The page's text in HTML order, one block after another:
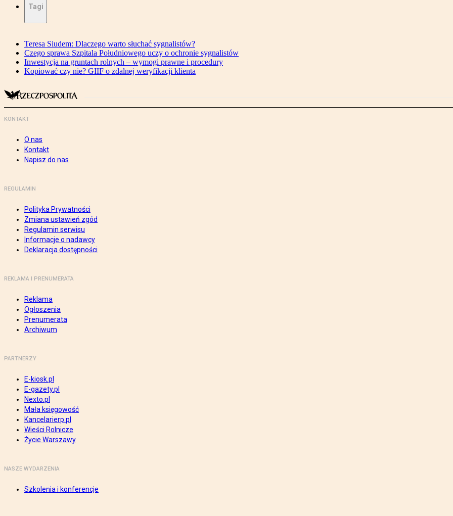
Tagi
Teresa Siudem: Dlaczego warto słuchać sygnalistów?
Czego sprawa Szpitala Południowego uczy o ochronie sygnalistów
Inwestycja na gruntach rolnych – wymogi prawne i procedury
Kopiować czy nie? GIIF o zdalnej weryfikacji klienta
KONTAKT
O nas
Kontakt
Napisz do nas
REGULAMIN
Polityka Prywatności
Zmiana ustawień zgód
Regulamin serwisu
Informacje o nadawcy
Deklaracja dostępności
REKLAMA I PRENUMERATA
Reklama
Ogłoszenia
Prenumerata
Archiwum
PARTNERZY
E-kiosk.pl
E-gazety.pl
Nexto.pl
Mała księgowość
Kancelarierp.pl
Wieści Rolnicze
Życie Warszawy
NASZE WYDARZENIA
Szkolenia i konferencje